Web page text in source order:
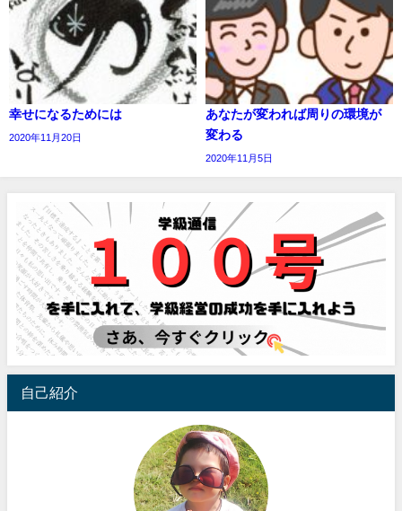
幸せになるためには
2020年11月20日
あなたが変われば周りの環境が
変わる
2020年11月5日
自己紹介